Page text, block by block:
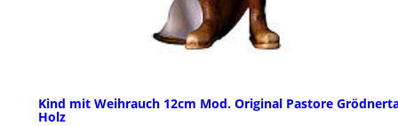
Kind mit Weihrauch 12cm Mod. Original Pastore
Holz